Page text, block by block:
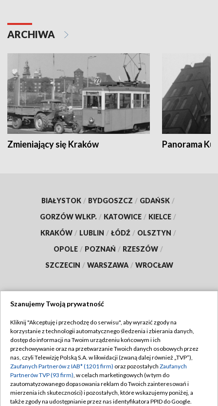
ARCHIWA
Zmieniający się Kraków Panorama
BIAŁYSTOK / BYDGOSZCZ / GDAŃSK /
GORZÓW WLKP. / KATOWICE / KIELCE /
KRAKÓW / LUBLIN / ŁÓDŹ / OLSZTYN /
OPOLE / POZNAŃ / RZESZÓW /
SZCZECIN / WARSZAWA / WROCŁAW
TVP
Abonament TVP
Emisja w TVP
Centrum informacji TVP
Naziemna Telewizja Cyfrowa
Regulamin TVP
Polityka prywatności
Moje zgody
Pomoc
Szanujemy Twoją prywatność
Kliknij "Akceptuję i przechodzę do serwisu", aby wyrazić zgody na
korzystanie z technologii automatycznego śledzenia i zbierania danych,
dostęp do informacji na Twoim urządzeniu końcowym i ich
przechowywanie oraz na przetwarzanie Twoich danych osobowych przez
nas, czyli Telewizję Polską S.A. w likwidacji (zwaną dalej również „TVP”),
Zaufanych Partnerów z IAB* (1201 firm) oraz pozostałych Zaufanych
Partnerów TVP (93 firm), w celach marketingowych (w tym do
zautomatyzowanego dopasowania reklam do Twoich zainteresowań i
mierzenia ich skuteczności) i pozostałych, które wskazujemy poniżej, a
także zgody na udostępnianie przez nas identyfikatora PPID do Google.